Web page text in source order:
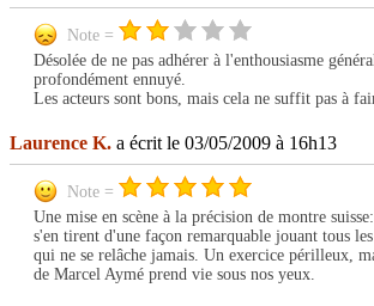
Note =
Désolée de ne pas adhérer à l'enthousiasme
profondément ennuyé.
Les acteurs sont bons, mais cela ne suffit pas à
Laurence K. a écrit le 03/05/2009 à 16h13
Note =
Une mise en scène à la précision de montre
s'en tirent d'une façon remarquable jouant tous
qui ne se relâche jamais. Un exercice périlleux,
de Marcel Aymé prend vie sous nos yeux.